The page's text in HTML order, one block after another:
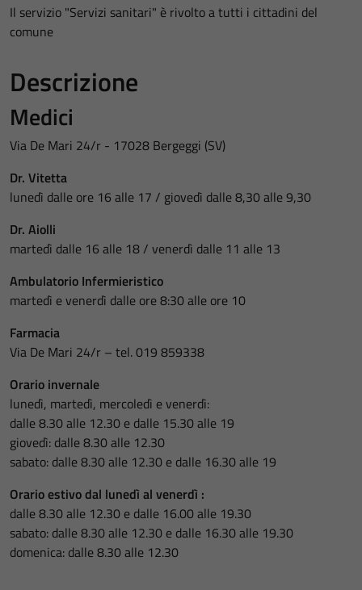
Il servizio "Servizi sanitari" è rivolto a tutti i cittadini del
comune
Descrizione
Medici
Via De Mari 24/r - 17028 Bergeggi (SV)
Dr. Vitetta
lunedì dalle ore 16 alle 17 / giovedì dalle 8,30 alle 9,30
Dr. Aiolli
martedì dalle 16 alle 18 / venerdì dalle 11 alle 13
Ambulatorio Infermieristico
martedì e venerdì dalle ore 8:30 alle ore 10
Farmacia
Via De Mari 24/r – tel. 019 859338
Orario invernale
lunedì, martedì, mercoledì e venerdì:
dalle 8.30 alle 12.30 e dalle 15.30 alle 19
giovedì: dalle 8.30 alle 12.30
sabato: dalle 8.30 alle 12.30 e dalle 16.30 alle 19
Orario estivo dal lunedì al venerdì :
dalle 8.30 alle 12.30 e dalle 16.00 alle 19.30
sabato: dalle 8.30 alle 12.30 e dalle 16.30 alle 19.30
domenica: dalle 8.30 alle 12.30